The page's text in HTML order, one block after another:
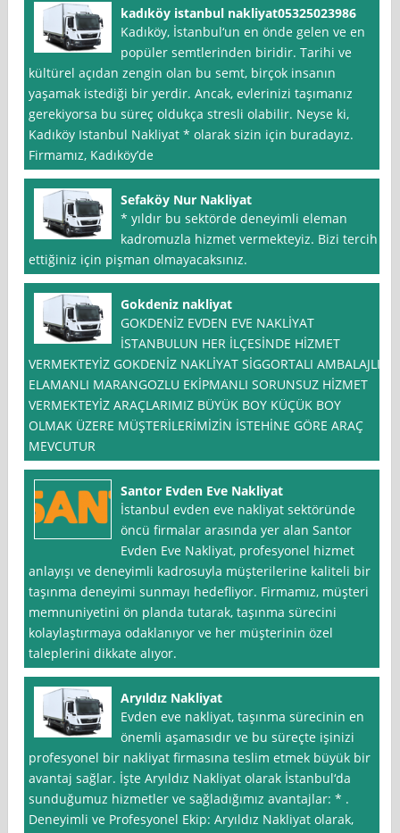
kadıköy istanbul nakliyat05325023986
Kadıköy, İstanbul‘un en önde gelen ve en
popüler semtlerinden biridir. Tarihi ve
kültürel açıdan zengin olan bu semt, birçok insanın
yaşamak istediği bir yerdir. Ancak, evlerinizi taşımanız
gerekiyorsa bu süreç oldukça stresli olabilir. Neyse ki,
Kadıköy Istanbul Nakliyat * olarak sizin için buradayız.
Firmamız, Kadıköy’de
Sefaköy Nur Nakliyat
* yıldır bu sektörde deneyimli eleman
kadromuzla hizmet vermekteyiz. Bizi tercih
ettiğiniz için pişman olmayacaksınız.
Gokdeniz nakliyat
GOKDENİZ EVDEN EVE NAKLİYAT
İSTANBULUN HER İLÇESİNDE HİZMET
VERMEKTEYİZ GOKDENİZ NAKLİYAT SİGGORTALI AMBALAJLI
ELAMANLI MARANGOZLU EKİPMANLI SORUNSUZ HİZMET
VERMEKTEYİZ ARAÇLARIMIZ BÜYÜK BOY KÜÇÜK BOY
OLMAK ÜZERE MÜŞTERİLERİMİZİN İSTEHİNE GÖRE ARAÇ
MEVCUTUR
Santor Evden Eve Nakliyat
İstanbul evden eve nakliyat sektöründe
öncü firmalar arasında yer alan Santor
Evden Eve Nakliyat, profesyonel hizmet
anlayışı ve deneyimli kadrosuyla müşterilerine kaliteli bir
taşınma deneyimi sunmayı hedefliyor. Firmamız, müşteri
memnuniyetini ön planda tutarak, taşınma sürecini
kolaylaştırmaya odaklanıyor ve her müşterinin özel
taleplerini dikkate alıyor.
Aryıldız Nakliyat
Evden eve nakliyat, taşınma sürecinin en
önemli aşamasıdır ve bu süreçte işinizi
profesyonel bir nakliyat firmasına teslim etmek büyük bir
avantaj sağlar. İşte Aryıldız Nakliyat olarak İstanbul‘da
sunduğumuz hizmetler ve sağladığımız avantajlar: * .
Deneyimli ve Profesyonel Ekip: Aryıldız Nakliyat olarak,